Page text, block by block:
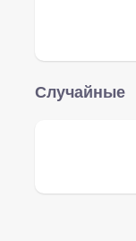
Случайные